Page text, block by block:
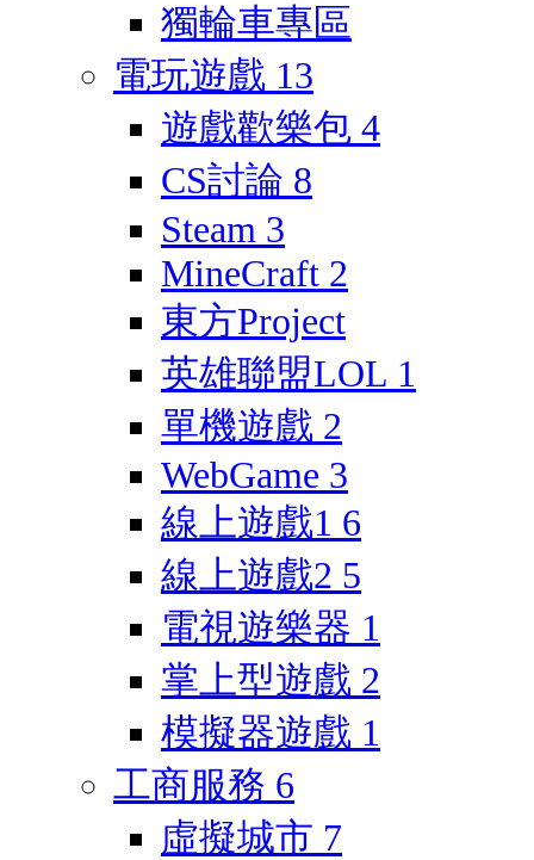
獨輪車專區
電玩遊戲 13
遊戲歡樂包 4
CS討論 8
Steam 3
MineCraft 2
東方Project
英雄聯盟LOL 1
單機遊戲 2
WebGame 3
線上遊戲1 6
線上遊戲2 5
電視遊樂器 1
掌上型遊戲 2
模擬器遊戲 1
工商服務 6
虛擬城市 7